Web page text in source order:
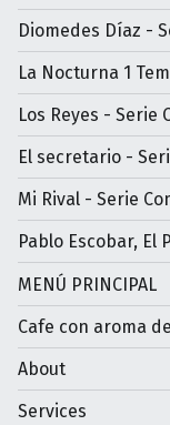
Diomedes Díaz -
La Nocturna 1
Los Reyes - Serie
El secretario -
Mi Rival - Serie
Pablo Escobar, El
MENÚ PRINCIPAL
Cafe con aroma
About
Services